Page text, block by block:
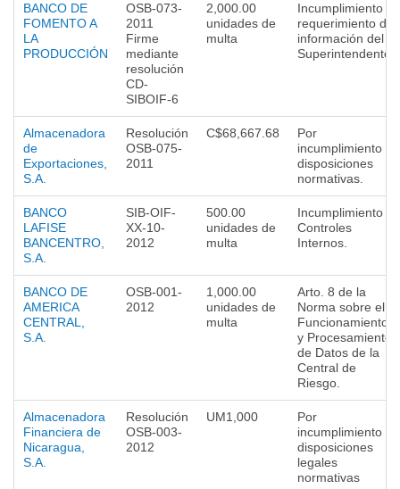
BANCO DE
FOMENTO A
LA
PRODUCCIÓN
OSB-073-
2011
Firme
mediante
resolución
CD-
SIBOIF-6
2,000.00
unidades de
multa
Incumplimiento a
requerimiento de
información del
Superintendente
Almacenadora
de
Exportaciones,
S.A.
Resolución
OSB-075-
2011
C$68,667.68
Por
incumplimiento a
disposiciones
normativas.
BANCO
LAFISE
BANCENTRO,
S.A.
SIB-OIF-
XX-10-
2012
500.00
unidades de
multa
Incumplimiento a
Controles
Internos.
BANCO DE
AMERICA
CENTRAL,
S.A.
OSB-001-
2012
1,000.00
unidades de
multa
Arto. 8 de la
Norma sobre el
Funcionamiento
y Procesamiento
de Datos de la
Central de
Riesgo.
Almacenadora
Financiera de
Nicaragua,
S.A.
Resolución
OSB-003-
2012
UM1,000
Por
incumplimiento a
disposiciones
legales
normativas